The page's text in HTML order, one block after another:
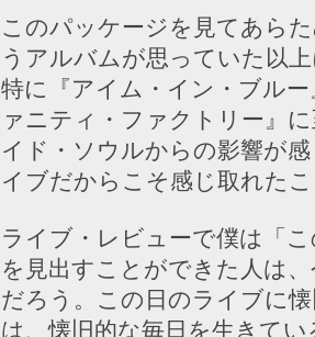
このパッケージを見てあら
うアルバムが思っていた以
特に『アイム・イン・ブル
ァニティ・ファクトリー』
イド・ソウルからの影響が
イブだからこそ感じ取れた
ライブ・レビューで僕は「
を見出すことができた人は
だろう。この日のライブに
は、懐旧的な毎日を生きて